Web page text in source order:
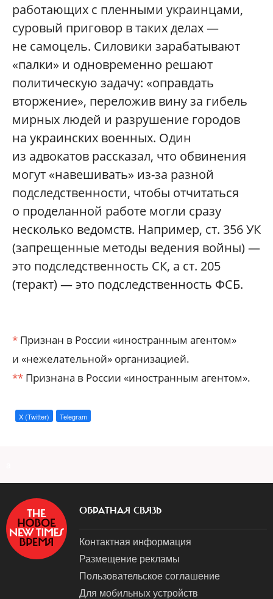
работающих с пленными украинцами,
суровый приговор в таких делах —
не самоцель. Силовики зарабатывают
«палки» и одновременно решают
политическую задачу: «оправдать
вторжение», переложив вину за гибель
мирных людей и разрушение городов
на украинских военных. Один
из адвокатов рассказал, что обвинения
могут «навешивать» из-за разной
подследственности, чтобы отчитаться
о проделанной работе могли сразу
несколько ведомств. Например, ст. 356 УК
(запрещенные методы ведения войны) —
это подследственность СК, а ст. 205
(теракт) — это подследственность ФСБ.
* Признан в России «иностранным агентом»
и «нежелательной» организацией.
** Признана в России «иностранным агентом».
X (Twitter) Telegram
ОБРАТНАЯ СВЯЗЬ
Контактная информация
Размещение рекламы
Пользовательское соглашение
Для мобильных устройств